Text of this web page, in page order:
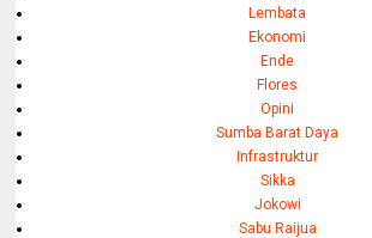
Lembata
Ekonomi
Ende
Flores
Opini
Sumba Barat Daya
Infrastruktur
Sikka
Jokowi
Sabu Raijua